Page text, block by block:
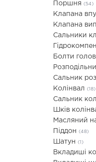
Поршня (54)
Клапана
Клапана
Сальники
Болти
Сальник
Колінвал (18)
Сальник
Шків
Масляний
Піддон (48)
Шатун (1)
Вкладиші